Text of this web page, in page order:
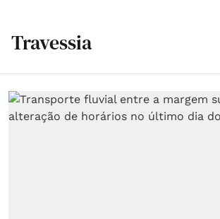
Travessia